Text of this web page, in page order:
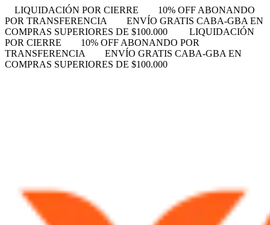
LIQUIDACIÓN POR CIERRE
10% OFF ABONANDO
POR TRANSFERENCIA
ENVÍO GRATIS CABA-GBA EN
COMPRAS SUPERIORES DE $100.000
LIQUIDACIÓN
POR CIERRE
10% OFF ABONANDO POR
TRANSFERENCIA
ENVÍO GRATIS CABA-GBA EN
COMPRAS SUPERIORES DE $100.000